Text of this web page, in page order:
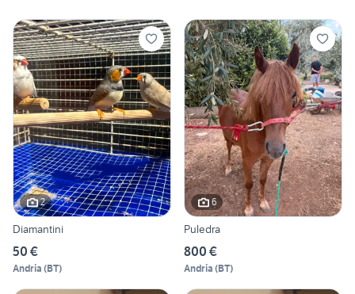
2
Diamantini
50 €
Andria (BT)
6
Puledra
800 €
Andria (BT)